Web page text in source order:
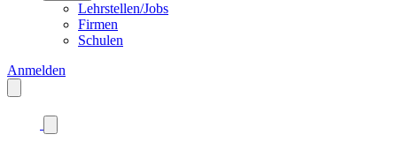
Lehrstellen/Jobs
Firmen
Schulen
Anmelden